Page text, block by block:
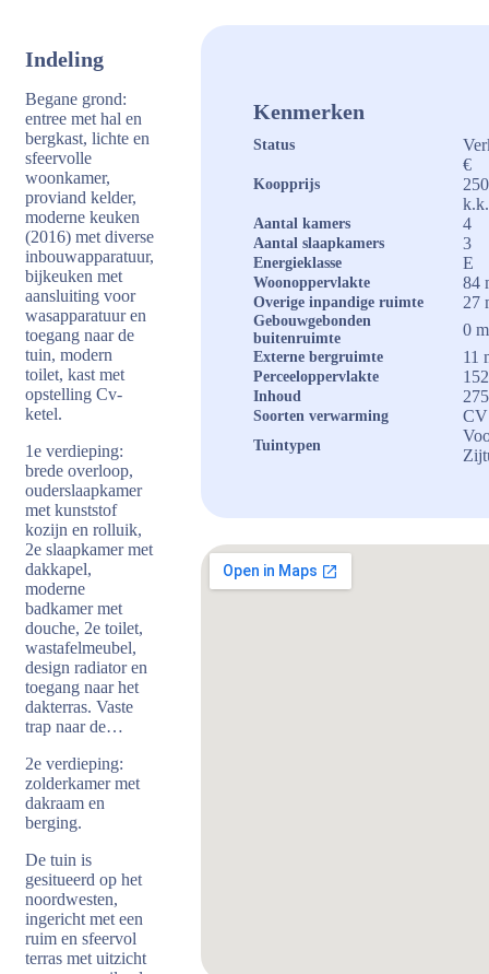
Indeling
Begane grond:
entree met hal en
bergkast, lichte en
sfeervolle
woonkamer,
proviand kelder,
moderne keuken
(2016) met diverse
inbouwapparatuur,
bijkeuken met
aansluiting voor
wasapparatuur en
toegang naar de
tuin, modern
toilet, kast met
opstelling Cv-
ketel.
1e verdieping:
brede overloop,
ouderslaapkamer
met kunststof
kozijn en rolluik,
2e slaapkamer met
dakkapel,
moderne
badkamer met
douche, 2e toilet,
wastafelmeubel,
design radiator en
toegang naar het
dakterras. Vaste
trap naar de…
2e verdieping:
zolderkamer met
dakraam en
berging.
De tuin is
gesitueerd op het
noordwesten,
ingericht met een
ruim en sfeervol
terras met uitzicht
Kenmerken
Status
Koopprijs
€
k.k.
Aantal kamers 4
Aantal slaapkamers 3
Energieklasse E
Woonoppervlakte 84
Overige inpandige ruimte 27
Gebouwgebonden
buitenruimte
0
Externe bergruimte 11
Perceeloppervlakte
Inhoud
Soorten verwarming
Tuintypen